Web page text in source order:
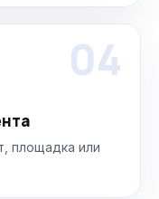
04
площадка или